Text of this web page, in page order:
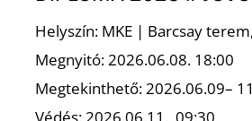
Helyszín: MKE | Barcsay
Megnyitó: 2026.06.08. 18:00
Megtekinthető: 2026.06.09–
Védés: 2026.06.11., 09:30